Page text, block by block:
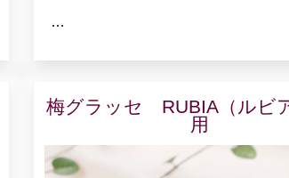
…
梅グラッセ RUBIA（ルビ
用